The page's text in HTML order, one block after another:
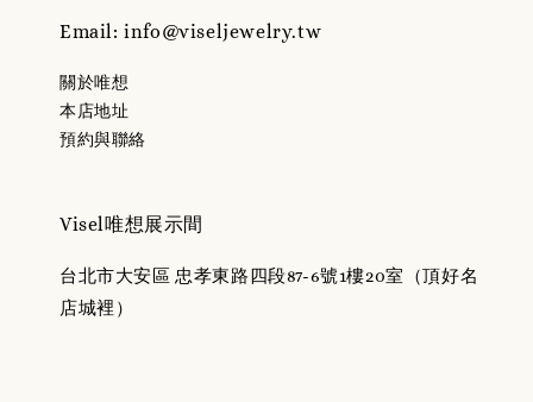
Email: info@viseljewelry.tw
關於唯想
本店地址
預約與聯絡
Visel唯想展示間
台北市大安區 忠孝東路四段87-6號1樓20室（頂好名
店城裡）